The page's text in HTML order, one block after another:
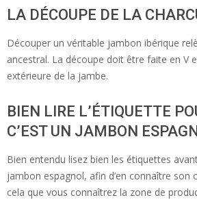
LA DÉCOUPE DE LA
Découper un véritable jambon ibérique
ancestral. La découpe doit être faite en V
extérieure de la jambe.
BIEN LIRE L’ÉTIQUETTE
C’EST UN JAMBON
Bien entendu lisez bien les étiquettes
jambon espagnol, afin d’en connaître son
cela que vous connaîtrez la zone de